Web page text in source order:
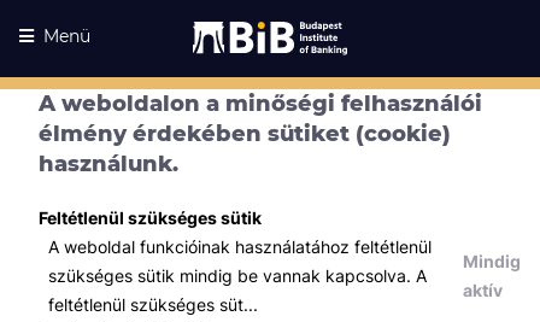
A weboldalon a minőségi felhasználói
élmény érdekében sütiket (cookie)
használunk.
Feltétlenül szükséges sütik
A weboldal funkcióinak használatához feltétlenül
szükséges sütik mindig be vannak kapcsolva. A
feltétlenül szükséges süt...
Mindig
aktív
Menü
Kurzusaink
Minden témában
Összes
Tőzsde / Tőkepiac / Befektetés